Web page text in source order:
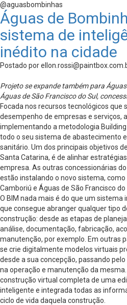
@aguasbombinhas
Águas de
sistema de
inédito na cidade
Postado por
Projeto se expande também para
Águas de São Francisco do Sul,
Focada nos recursos tecnológicos que
desempenho de empresas e serviços,
implementando a metodologia
todo o seu sistema de abastecimento
sanitário. Um dos principais objetivos
Santa Catarina, é de alinhar
empresa. As outras concessionárias
estão instalando o novo sistema,
Camboriú e Águas de São Francisco do
O BIM nada mais é do que um
que consegue abranger qualquer tipo
construção: desde as etapas de
análise, documentação, fabricação,
manutenção, por exemplo. Em outras
se crie digitalmente modelos virtuais
desde a sua concepção, passando
na operação e manutenção da
construção virtual completa de uma
inteligente e integrada todas as
ciclo de vida daquela construção.